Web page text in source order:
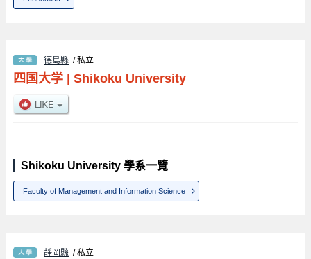
德島縣 / 私立
四国大学| Shikoku University
Shikoku University 學系一覽
Faculty of Management and Information Science
靜岡縣 / 私立